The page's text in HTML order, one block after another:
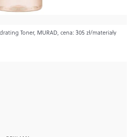
Toner, MURAD, cena: 305 zł/materiały